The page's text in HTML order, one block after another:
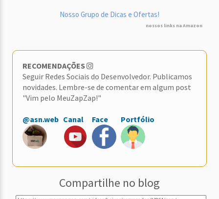
Nosso Grupo de Dicas e Ofertas!
nossos links na Amazon
RECOMENDAÇÕES
Seguir Redes Sociais do Desenvolvedor. Publicamos
novidades. Lembre-se de comentar em algum post
"Vim pelo MeuZapZap!"
@asn.web Canal Face Portfólio
Compartilhe no blog